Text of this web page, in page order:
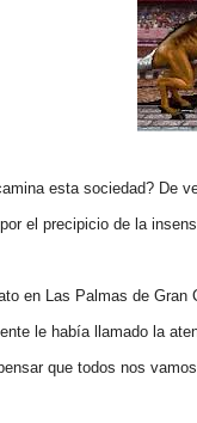
esta sociedad? De
el precipicio de la
en Las Palmas de
le había llamado la
que todos nos